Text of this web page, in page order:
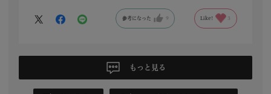
柑もまた良いアクセントに。お口の中が幸せになります、お勧
めです！
参考になった 9 Like! 3
もっと見る